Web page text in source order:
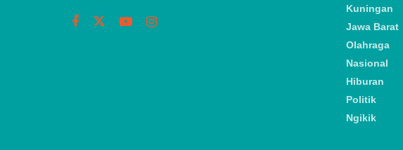
Kuningan
Jawa Barat
Olahraga
Nasional
Hiburan
Politik
Ngikik